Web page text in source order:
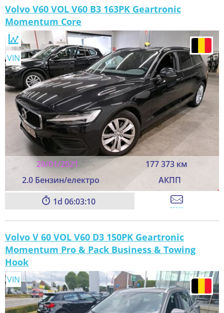
Volvo V60 VOL V60 B3 163PK Geartronic
Momentum Core
20/01/2021
177 373 км
2.0 Бензин/електро
АКПП
VIN
1 06:03:08
Volvo V 60 VOL V60 D3 150PK Geartronic
Momentum Pro & Pack Business & Towing
Hook
VIN